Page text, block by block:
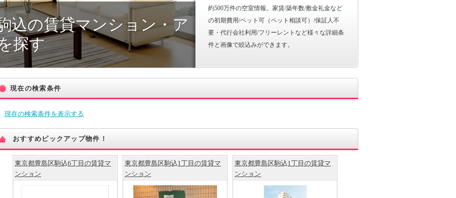
込の賃貸マンション・ア
探す
約500万件の空室情報。家賃/築年数/敷金礼金など
の初期費用/ペット可（ペット相談可）/保証人不
要・代行会社利用/フリーレントなど様々な詳細条
件と画像で絞込みができます。
現在の検索条件
現在の検索条件を表示する
おすすめピックアップ物件！
東京都豊島区駒込6丁目の賃貸マ
ンション
東京都豊島区駒込1丁目の賃貸マ
ンション
東京都豊島区駒込1丁目の賃貸マ
ンション